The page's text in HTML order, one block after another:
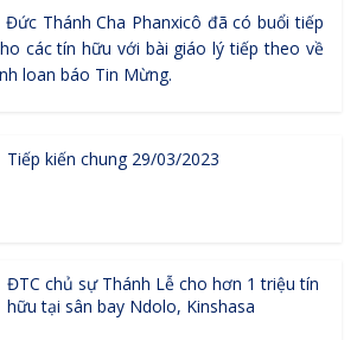
Thánh Cha Phanxicô đã có buổi tiếp
các tín hữu với bài giáo lý tiếp theo về
loan báo Tin Mừng.
Tiếp kiến chung 29/03/2023
ĐTC chủ sự Thánh Lễ cho hơn 1 triệu tín
hữu tại sân bay Ndolo, Kinshasa